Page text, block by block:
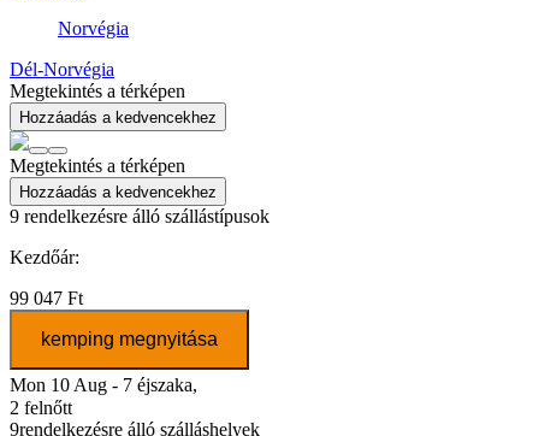
Norvégia
Dél-Norvégia
Megtekintés a térképen
Hozzáadás a kedvencekhez
Megtekintés a térképen
Hozzáadás a kedvencekhez
9 rendelkezésre álló szállástípusok
Kezdőár:
99 047 Ft
kemping megnyitása
Mon 10 Aug - 7 éjszaka,
2 felnőtt
9rendelkezésre álló szálláshelyek